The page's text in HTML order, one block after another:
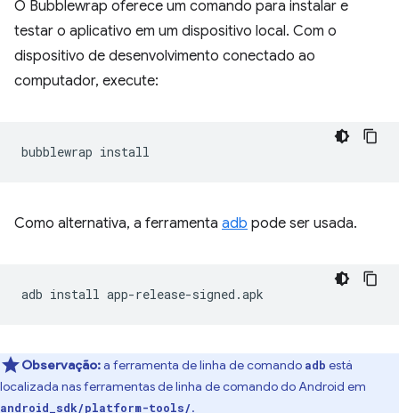
O Bubblewrap oferece um comando para instalar e
testar o aplicativo em um dispositivo local. Com o
dispositivo de desenvolvimento conectado ao
computador, execute:
bubblewrap
Como alternativa, a ferramenta adb pode ser usada.
adb install
Observação:a ferramenta de linha de comando adb está
localizada nas ferramentas de linha de comando do Android em
android_sdk/platform-tools/.